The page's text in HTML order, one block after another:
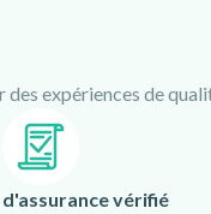
expériences de
vérifié